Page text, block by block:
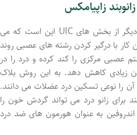
زاپیامکس
تکنولوژی کلاک پالس یکی دیگر از بخش های UIC این است که می
کار با درگیر کردن رشته های عصبی روند
عصبی مرکزی را کند کرده و درد را در
زیادی کاهش دهد. به این روش بلاک
را نوعی تسکین درد عضلات می دانند.
برای زانو درد می تواند گردش خون را
به عنوان هورمون های ضد درد